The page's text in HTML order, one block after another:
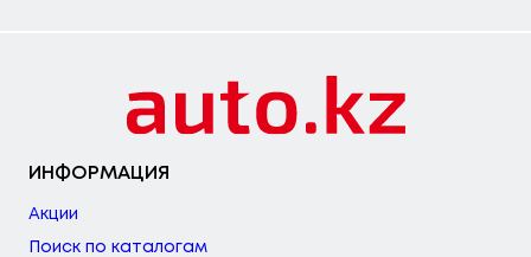
ИНФОРМАЦИЯ
Акции
Поиск по каталогам